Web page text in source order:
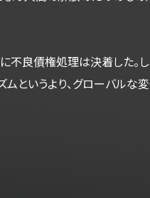
良債権処理は決着した。
というより、グローバルな